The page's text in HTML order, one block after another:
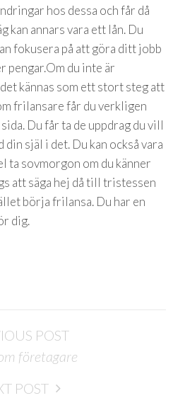
hos dessa och får då
kan annars vara ett lån. Du
fokusera på att göra ditt jobb
du inte är
kännas som ett stort steg att
frilansare får du verkligen
Du får ta de uppdrag du vill
själ i det. Du kan också vara
ta sovmorgon om du känner
att säga hej då till tristessen
börja frilansa. Du har en
dig.
POST
företagare
POST